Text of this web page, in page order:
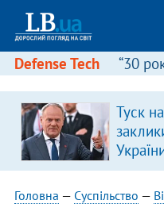
Defense Tech “30
Туск
Головна — Суспільство —